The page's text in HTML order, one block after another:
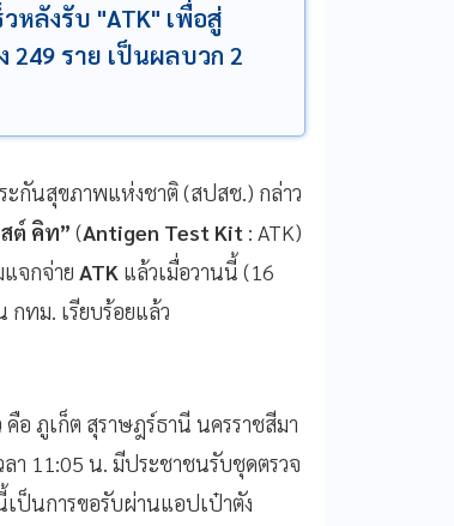
หลังรับ "ATK" เพื่อสู่
ราย เป็นผลบวก 2
ะกันสุขภาพแห่งชาติ (สปสช.) กล่าว
ต์ คิท” (Antigen Test Kit : ATK)
แจกจ่าย ATK แล้วเมื่อวานนี้ (16
ทม. เรียบร้อยแล้ว
อ ภูเก็ต สุราษฎร์ธานี นครราชสีมา
า 11:05 น. มีประชาชนรับชุดตรวจ
ป็นการขอรับผ่านแอปเป๋าตัง